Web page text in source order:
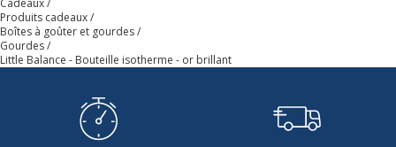
Dimensions et poids
Dimensions et poids
27 cm
Produits cadeaux
Boîtes à goûter et gourdes
Gourdes
Little Balance - Bouteille isotherme - or brillant